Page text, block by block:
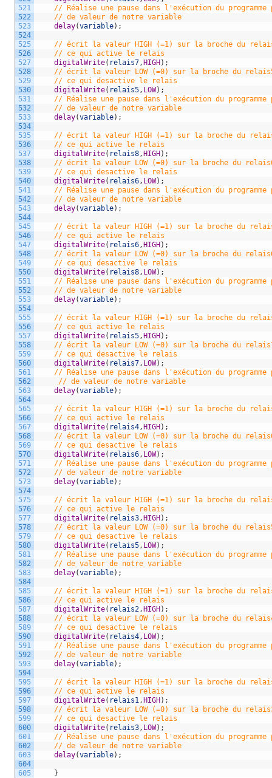
521
522
523
524
525
526
527
528
529
530
531
532
533
534
535
536
537
538
539
540
541
542
543
544
545
546
547
548
549
550
551
552
553
554
555
556
557
558
559
560
561
562
563
564
565
566
567
568
569
570
571
572
573
574
575
576
577
578
579
580
581
582
583
584
585
586
587
588
589
590
591
592
593
594
595
596
597
598
599
600
601
602
603
604
605
// Réalise une pause dans l'exécution du programme
// de valeur de notre variable
delay(variable) ;
// écrit la valeur HIGH (=1) sur la broche du
// ce qui active le relais
digitalWrite( relais7 ,HIGH) ;
// écrit la valeur LOW (=0) sur la broche du
// ce qui desactive le relais
digitalWrite( relais5 , LOW) ;
// Réalise une pause dans l'exécution du programme
// de valeur de notre variable
delay(variable) ;
// écrit la valeur HIGH (=1) sur la broche du
// ce qui active le relais
digitalWrite( relais8 ,HIGH) ;
// écrit la valeur LOW (=0) sur la broche du
// ce qui desactive le relais
digitalWrite( relais6 , LOW) ;
// Réalise une pause dans l'exécution du programme
// de valeur de notre variable
delay(variable) ;
// écrit la valeur HIGH (=1) sur la broche du
// ce qui active le relais
digitalWrite( relais6 ,HIGH) ;
// écrit la valeur LOW (=0) sur la broche du
// ce qui desactive le relais
digitalWrite( relais8 , LOW) ;
// Réalise une pause dans l'exécution du programme
// de valeur de notre variable
delay(variable) ;
// écrit la valeur HIGH (=1) sur la broche du
// ce qui active le relais
digitalWrite( relais5 ,HIGH) ;
// écrit la valeur LOW (=0) sur la broche du
// ce qui desactive le relais
digitalWrite( relais7 , LOW) ;
// Réalise une pause dans l'exécution du programme
// de valeur de notre variable
delay(variable) ;
// écrit la valeur HIGH (=1) sur la broche du
// ce qui active le relais
digitalWrite( relais4 ,HIGH) ;
// écrit la valeur LOW (=0) sur la broche du
// ce qui desactive le relais
digitalWrite( relais6 , LOW) ;
// Réalise une pause dans l'exécution du programme
// de valeur de notre variable
delay(variable) ;
// écrit la valeur HIGH (=1) sur la broche du
// ce qui active le relais
digitalWrite( relais3 ,HIGH) ;
// écrit la valeur LOW (=0) sur la broche du
// ce qui desactive le relais
digitalWrite( relais5 , LOW) ;
// Réalise une pause dans l'exécution du programme
// de valeur de notre variable
delay(variable) ;
// écrit la valeur HIGH (=1) sur la broche du
// ce qui active le relais
digitalWrite( relais2 ,HIGH) ;
// écrit la valeur LOW (=0) sur la broche du
// ce qui desactive le relais
digitalWrite( relais4 , LOW) ;
// Réalise une pause dans l'exécution du programme
// de valeur de notre variable
delay(variable) ;
// écrit la valeur HIGH (=1) sur la broche du
// ce qui active le relais
digitalWrite( relais1 ,HIGH) ;
// écrit la valeur LOW (=0) sur la broche du
// ce qui desactive le relais
digitalWrite( relais3 , LOW) ;
// Réalise une pause dans l'exécution du programme
// de valeur de notre variable
delay(variable) ;
}